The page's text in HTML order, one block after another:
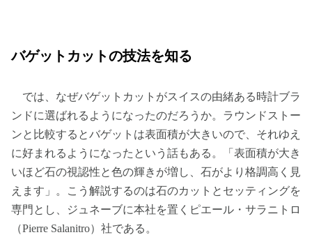
バゲットカットの技法を知る
では、なぜバゲットカットがスイスの由緒ある時計ブラ
ンドに選ばれるようになったのだろうか。ラウンドストー
ンと比較するとバゲットは表面積が大きいので、それゆえ
に好まれるようになったという話もある。「表面積が大き
いほど石の視認性と色の輝きが増し、石がより格調高く見
えます」。こう解説するのは石のカットとセッティングを
専門とし、ジュネーブに本社を置くピエール・サラニトロ
（Pierre Salanitro）社である。